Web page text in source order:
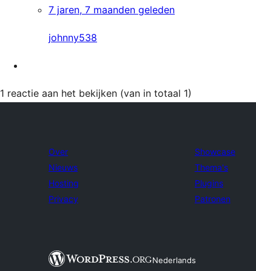
7 jaren, 7 maanden geleden
johnny538
1 reactie aan het bekijken (van in totaal 1)
Over
Nieuws
Hosting
Privacy
Showcase
Thema's
Plugins
Patronen
Nederlands